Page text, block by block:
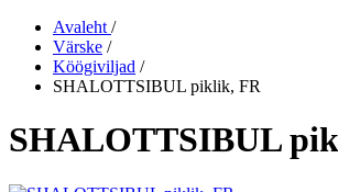
Avaleht /
Värske /
Köögiviljad /
SHALOTTSIBUL piklik, FR
SHALOTTSIBUL